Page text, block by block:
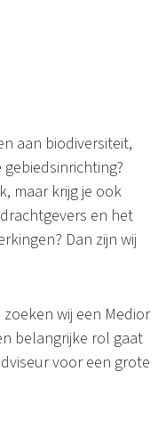
aan biodiversiteit,
maar krijg je ook
en het
Dan zijn wij
wij een Medior
belangrijke rol gaat
voor een grote